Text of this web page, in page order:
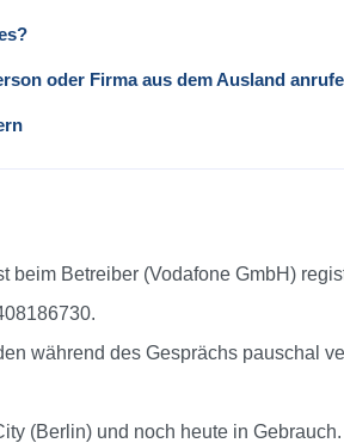
oder Firma aus dem Ausland
beim Betreiber (Vodafone GmbH)
während des Gesprächs pauschal
(Berlin) und noch heute in Gebrauch.